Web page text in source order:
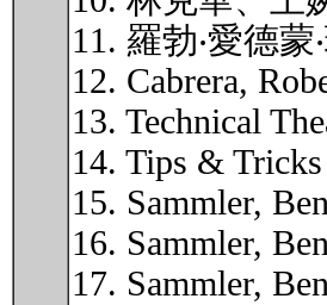
11. 羅勃‧愛德
12. Cabrera,
13. Technical
14. Tips &
15. Sammler,
16. Sammler,
17. Sammler,